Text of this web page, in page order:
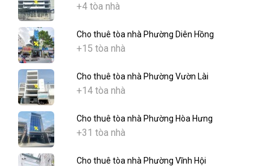
+4 tòa nhà
Cho thuê tòa nhà Phường Diên Hồng
+15 tòa nhà
Cho thuê tòa nhà Phường Vườn Lài
+14 tòa nhà
Cho thuê tòa nhà Phường Hòa Hưng
+31 tòa nhà
Cho thuê tòa nhà Phường Vĩnh Hội